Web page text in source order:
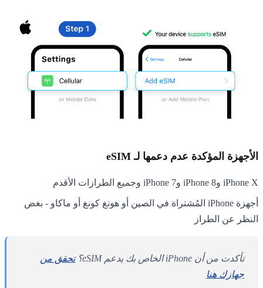
الأجهزة المؤكدة عدم دعمها لـ eSIM
iPhone X وiPhone 8 وiPhone 7 وجميع الطرازات الأقدم
أجهزة iPhone المُشتراة في الصين أو هونغ كونغ أو ماكاو - بغض
النظر عن الطراز
تأكدت من أن iPhone الخاص بك يدعم eSIM؟
تحقق من
جهازك هنا